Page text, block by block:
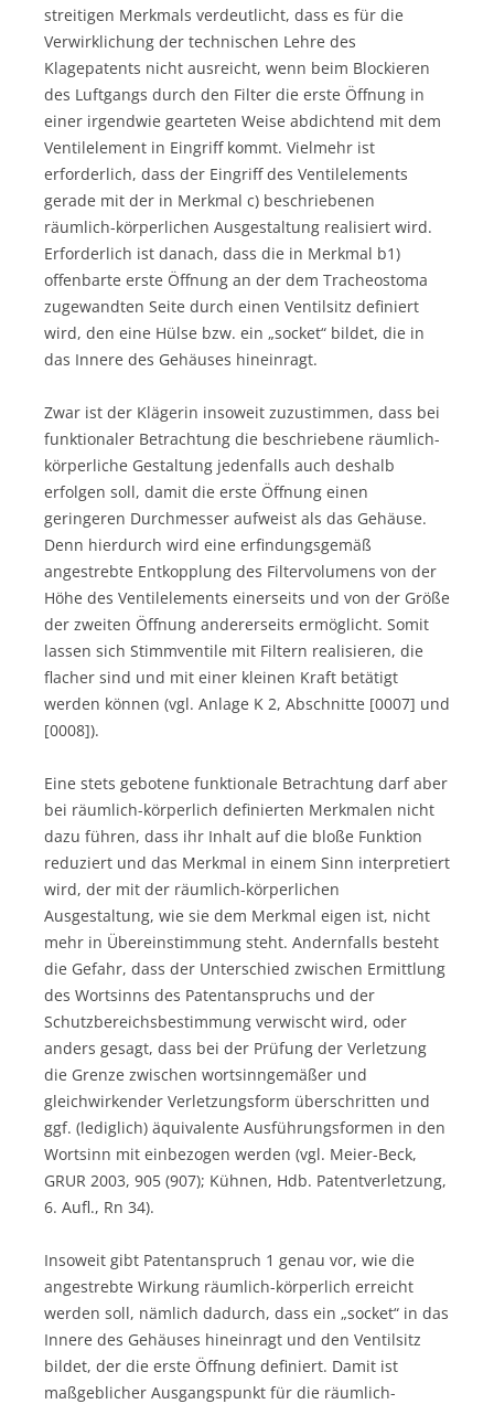
streitigen Merkmals verdeutlicht, dass es für die
Verwirklichung der technischen Lehre des
Klagepatents nicht ausreicht, wenn beim Blockieren
des Luftgangs durch den Filter die erste Öffnung in
einer irgendwie gearteten Weise abdichtend mit dem
Ventilelement in Eingriff kommt. Vielmehr ist
erforderlich, dass der Eingriff des Ventilelements
gerade mit der in Merkmal c) beschriebenen
räumlich-körperlichen Ausgestaltung realisiert wird.
Erforderlich ist danach, dass die in Merkmal b1)
offenbarte erste Öffnung an der dem Tracheostoma
zugewandten Seite durch einen Ventilsitz definiert
wird, den eine Hülse bzw. ein „socket“ bildet, die in
das Innere des Gehäuses hineinragt.
Zwar ist der Klägerin insoweit zuzustimmen, dass bei
funktionaler Betrachtung die beschriebene räumlich-
körperliche Gestaltung jedenfalls auch deshalb
erfolgen soll, damit die erste Öffnung einen
geringeren Durchmesser aufweist als das Gehäuse.
Denn hierdurch wird eine erfindungsgemäß
angestrebte Entkopplung des Filtervolumens von der
Höhe des Ventilelements einerseits und von der Größe
der zweiten Öffnung andererseits ermöglicht. Somit
lassen sich Stimmventile mit Filtern realisieren, die
flacher sind und mit einer kleinen Kraft betätigt
werden können (vgl. Anlage K 2, Abschnitte [0007] und
[0008]).
Eine stets gebotene funktionale Betrachtung darf aber
bei räumlich-körperlich definierten Merkmalen nicht
dazu führen, dass ihr Inhalt auf die bloße Funktion
reduziert und das Merkmal in einem Sinn interpretiert
wird, der mit der räumlich-körperlichen
Ausgestaltung, wie sie dem Merkmal eigen ist, nicht
mehr in Übereinstimmung steht. Andernfalls besteht
die Gefahr, dass der Unterschied zwischen Ermittlung
des Wortsinns des Patentanspruchs und der
Schutzbereichsbestimmung verwischt wird, oder
anders gesagt, dass bei der Prüfung der Verletzung
die Grenze zwischen wortsinngemäßer und
gleichwirkender Verletzungsform überschritten und
ggf. (lediglich) äquivalente Ausführungsformen in den
Wortsinn mit einbezogen werden (vgl. Meier-Beck,
GRUR 2003, 905 (907); Kühnen, Hdb. Patentverletzung,
6. Aufl., Rn 34).
Insoweit gibt Patentanspruch 1 genau vor, wie die
angestrebte Wirkung räumlich-körperlich erreicht
werden soll, nämlich dadurch, dass ein „socket“ in das
Innere des Gehäuses hineinragt und den Ventilsitz
bildet, der die erste Öffnung definiert. Damit ist
maßgeblicher Ausgangspunkt für die räumlich-